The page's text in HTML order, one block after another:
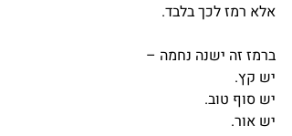
אלא רמז לכך בלבד.
ברמז זה ישנה נחמה –
יש קץ.
יש סוף טוב.
יש אור.